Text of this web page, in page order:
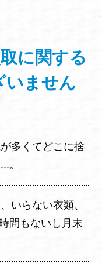
に関する
いません
多くてどこに捨
。
いらない衣類、
間もないし月末